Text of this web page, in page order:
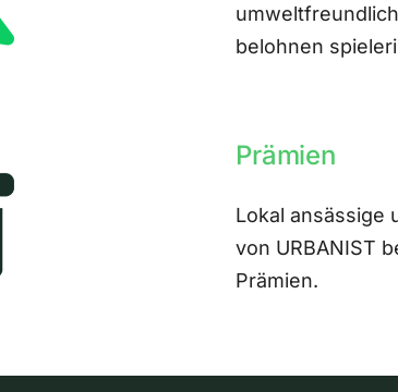
belohnen
Prämien
Lokal ansässige
von URBANIST
Prämien.